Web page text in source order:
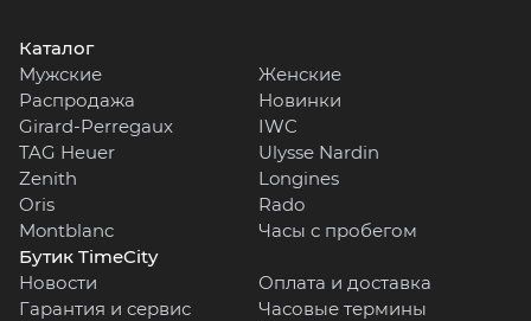
Каталог
Мужские
Женские
Распродажа
Новинки
Girard-Perregaux
IWC
TAG Heuer
Ulysse Nardin
Zenith
Longines
Oris
Rado
Montblanc
Часы с пробегом
Бутик TimeCity
Новости
Оплата и доставка
Гарантия и сервис
Часовые термины